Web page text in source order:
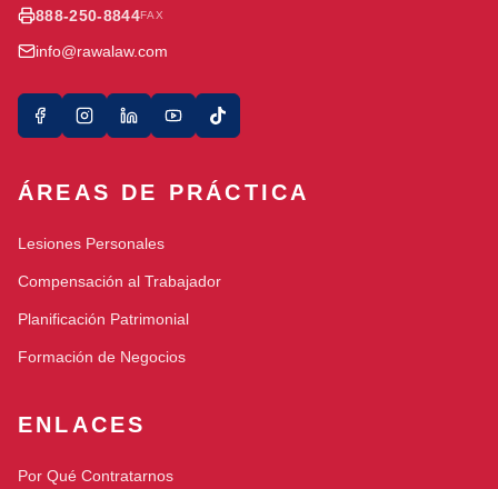
888-250-8844FAX
info@rawalaw.com
ÁREAS DE PRÁCTICA
Lesiones Personales
Compensación al Trabajador
Planificación Patrimonial
Formación de Negocios
ENLACES
Por Qué Contratarnos